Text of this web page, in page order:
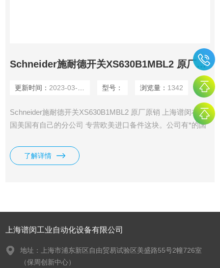
Schneider施耐德开关XS630B1MBL2 原厂原销
更新时间： 2023-03-31 型号： 浏览量： 1342
Schneider施耐德开关XS630B1MBL2 原厂原销 上海谱闵在德
国美国有自己的分公司 专营欧美进口备件这块。公司有*的国
德BURKERT，德国HAWE哈威，德国REXROTH力士乐，德
国HYDAC贺德克，德国PILZ皮尔兹继电器，德国FESTO费斯
了解详情
上海谱闵工业自动化设备有限公司
地址：上海市浦东新区自由贸易试验区美盛路55号2幢726室
（保周创新中心）